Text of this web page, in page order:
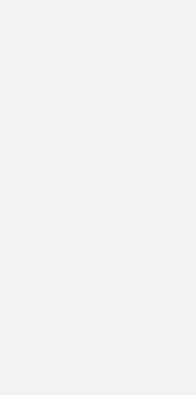
по всей смете
по каждой